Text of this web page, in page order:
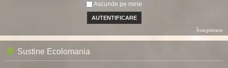
Ascunde pe mine
Înregistrare
Sustine Ecolomania